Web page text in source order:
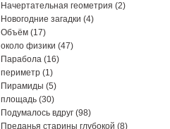
Начертательная геометрия (2)
Новогодние загадки (4)
Объём (17)
около физики (47)
Парабола (16)
периметр (1)
Пирамиды (5)
площадь (30)
Подумалось вдруг (98)
Преданья старины глубокой (8)